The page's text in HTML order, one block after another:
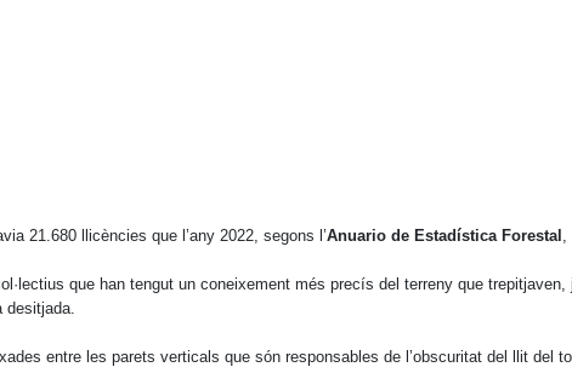
21.680 llicències que l’any 2022, segons l’Anuario de Estadística Forestal ,
que han tengut un coneixement més precís del terreny que
desitjada.
entre les parets verticals que són responsables de l’obscuritat del llit del